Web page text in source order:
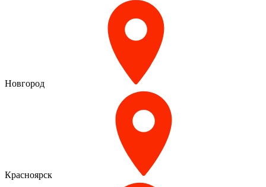
Новгород
Красноярск